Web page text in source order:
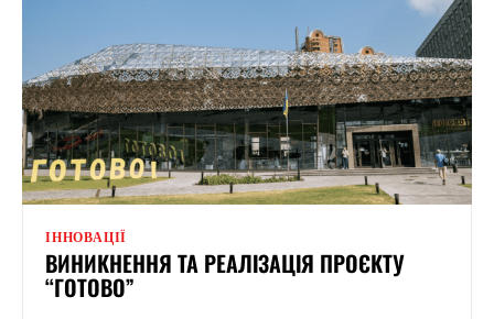
ІННОВАЦІЇ
ВИНИКНЕННЯ ТА РЕАЛІЗАЦІЯ ПРОЄКТУ
“ГОТОВО”